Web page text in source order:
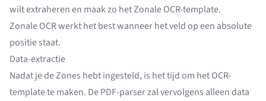
wilt extraheren en maak zo het Zonale OCR-template.
Zonale OCR werkt het best wanneer het veld op een absolute
positie staat.
Data-extractie
Nadat je de Zones hebt ingesteld, is het tijd om het OCR-
template te maken. DePDF-parserzal vervolgens alleen data